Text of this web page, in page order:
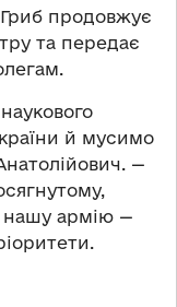
продовжує
та передає
й мусимо
—
нашу армію —